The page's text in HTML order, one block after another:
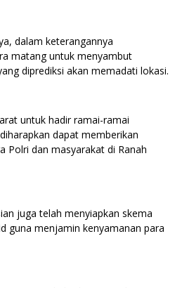
dalam keterangannya
matang untuk menyambut
diprediksi akan memadati lokasi.
untuk hadir ramai-ramai
dapat memberikan
Polri dan masyarakat di Ranah
juga telah menyiapkan skema
guna menjamin kenyamanan para